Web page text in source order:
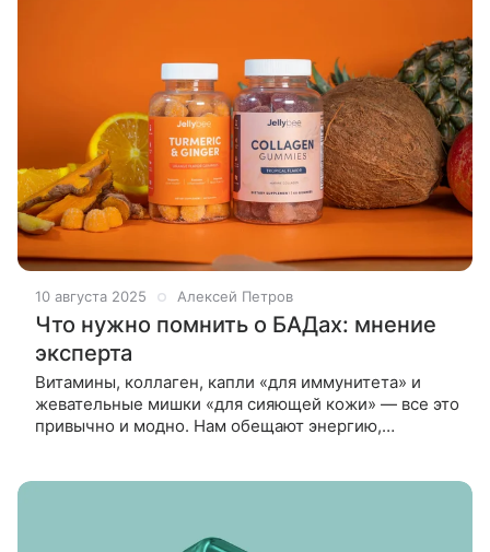
10 августа 2025 Алексей Петров
Что нужно помнить о БАДах: мнение
эксперта
Витамины, коллаген, капли «для иммунитета» и
жевательные мишки «для сияющей кожи» — все это
привычно и модно. Нам обещают энергию,